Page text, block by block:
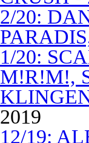
2/20:
1/20:
M!R!M!,
2019
12/19: